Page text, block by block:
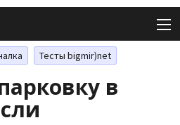
Тесты bigmir)net
в